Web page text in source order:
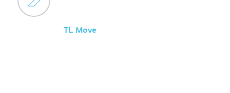
TL Move